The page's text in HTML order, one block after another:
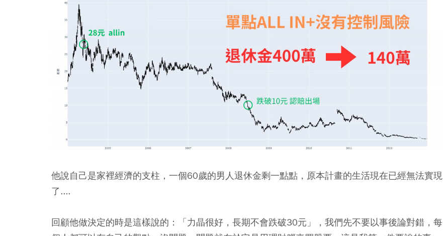
他說自己是家裡經濟的支柱，一個60歲的男人退休金剩一點點，原本計畫的生活現在已經無法實現
了....
回顧他做決定的時是這樣說的：「力晶很好，長期不會跌破30元」，我們先不要以事後論對錯，每